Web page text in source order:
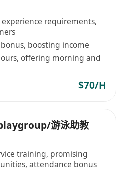
至****** ;
11日、16日 日文外語班
東邨)"
requirements,
boosting income
offering morning and
$70/H
playgroup/游泳助教
training, promising
attendance bonus